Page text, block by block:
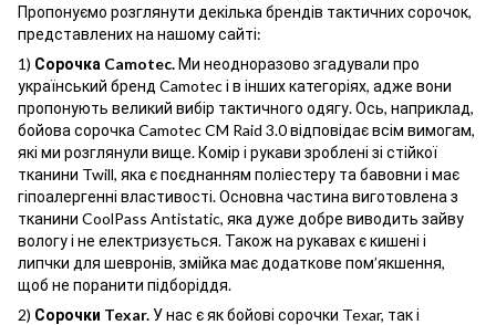
Пропонуємо розглянути декілька брендів тактичних сорочок,
представлених на нашому сайті:
1) Сорочка Camotec.Ми неодноразово згадували про
український бренд Camotec і в інших категоріях, адже вони
пропонують великий вибір тактичного одягу. Ось, наприклад,
бойова сорочка Camotec CM Raid 3.0 відповідає всім вимогам,
які ми розглянули вище. Комір і рукави зроблені зі стійкої
тканини Twill, яка є поєднанням поліестеру та бавовни і має
гіпоалергенні властивості. Основна частина виготовлена з
тканини CoolPass Antistatic, яка дуже добре виводить зайву
вологу і не електризується. Також на рукавах є кишені і
липчки для шевронів, змійка має додаткове пом’якшення,
щоб не поранити підборіддя.
2) Сорочки Texar. У нас є як бойові сорочки Texar, так і